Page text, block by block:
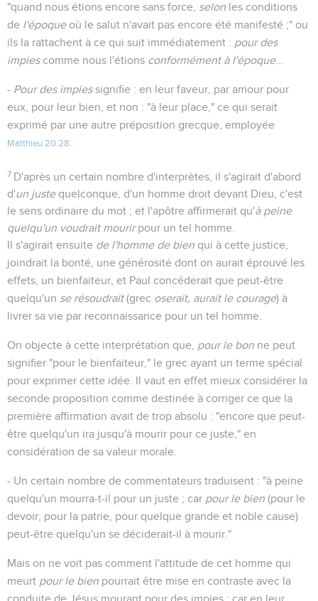
"quand nous étions encore sans force, selon les conditions
de l'époqueoù le salut n'avait pas encore été manifesté ;" ou
ils la rattachent à ce qui suit immédiatement : pour des
impiescomme nous l'étions conformément à l'époque...
- Pour des impiessignifie : en leur faveur, par amour pour
eux, pour leur bien, et non : "à leur place," ce qui serait
exprimé par une autre préposition grecque, employée
Matthieu 20.28
7 D'après un certain nombre d'interprètes, il s'agirait d'abord
d'un justequelconque, d'un homme droit devant Dieu, c'est
le sens ordinaire du mot ; et l'apôtre affirmerait qu'à peine
quelqu'un voudrait mourirpour un tel homme.
Il s'agirait ensuite de l'homme de bien qui à cette justice,
joindrait la bonté, une générosité dont on aurait éprouvé les
effets, un bienfaiteur, et Paul concéderait que peut-être
quelqu'un se résoudrait(grec oserait, aurait le courage) à
livrer sa vie par reconnaissance pour un tel homme.
On objecte à cette interprétation que, pour le bon ne peut
signifier "pour le bienfaiteur," le grec ayant un terme spécial
pour exprimer cette idée. Il vaut en effet mieux considérer la
seconde proposition comme destinée à corriger ce que la
première affirmation avait de trop absolu : "encore que peut-
être quelqu'un ira jusqu'à mourir pour ce juste," en
considération de sa valeur morale.
- Un certain nombre de commentateurs traduisent : "à peine
quelqu'un mourra-t-il pour un juste ; car pour le bien (pour le
devoir, pour la patrie, pour quelque grande et noble cause)
peut-être quelqu'un se déciderait-il à mourir."
Mais on ne voit pas comment l'attitude de cet homme qui
meurt pour le bien pourrait être mise en contraste avec la
conduite de Jésus mourant pour des impies ; car en leur